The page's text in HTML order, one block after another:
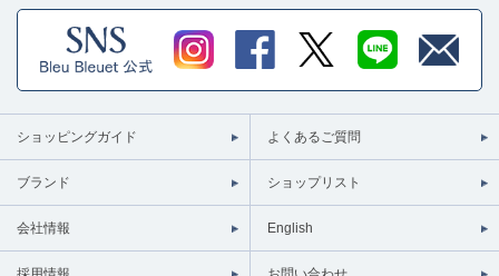
ショッピングガイド よくあるご質問
ブランド ショップリスト
会社情報 English